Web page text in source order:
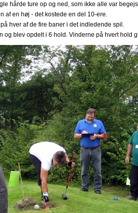
hårde ture op og ned, som ikke alle var
af en høj - det kostede en del 10-ere.
hver af de fire baner i det indledende spil.
og blev opdelt i 6 hold. Vinderne på hvert hold